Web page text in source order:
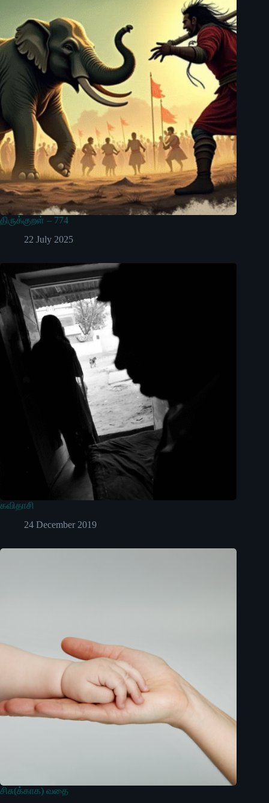
திருக்குறள் – 774
22 July 2025
கவிதாசி
24 December 2019
சிசு(க்காக) வதை